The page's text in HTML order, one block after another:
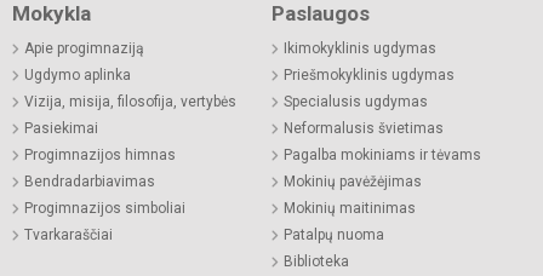
Mokykla
Apie progimnaziją
Ugdymo aplinka
Vizija, misija, filosofija, vertybės
Pasiekimai
Progimnazijos himnas
Bendradarbiavimas
Progimnazijos simboliai
Tvarkaraščiai
Paslaugos
Ikimokyklinis ugdymas
Priešmokyklinis ugdymas
Specialusis ugdymas
Neformalusis švietimas
Pagalba mokiniams ir tėvams
Mokinių pavėžėjimas
Mokinių maitinimas
Patalpų nuoma
Biblioteka